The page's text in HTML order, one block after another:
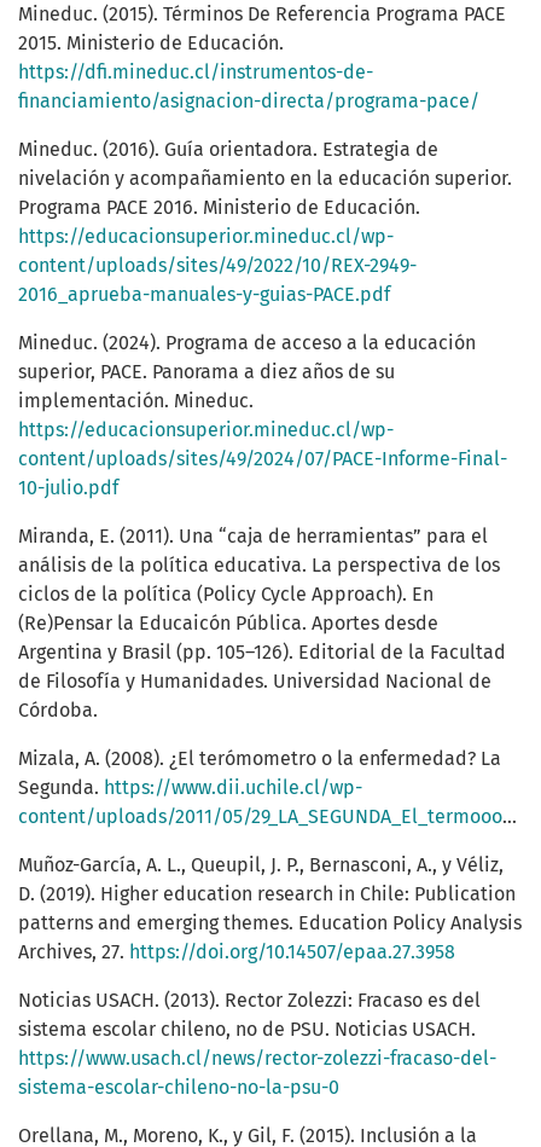
Mineduc. (2015). Términos De Referencia Programa PACE
2015. Ministerio de Educación.
https://dfi.mineduc.cl/instrumentos-de-
financiamiento/asignacion-directa/programa-pace/
Mineduc. (2016). Guía orientadora. Estrategia de
nivelación y acompañamiento en la educación superior.
Programa PACE 2016. Ministerio de Educación.
https://educacionsuperior.mineduc.cl/wp-
content/uploads/sites/49/2022/10/REX-2949-
2016_aprueba-manuales-y-guias-PACE.pdf
Mineduc. (2024). Programa de acceso a la educación
superior, PACE. Panorama a diez años de su
implementación. Mineduc.
https://educacionsuperior.mineduc.cl/wp-
content/uploads/sites/49/2024/07/PACE-Informe-Final-
10-julio.pdf
Miranda, E. (2011). Una “caja de herramientas” para el
análisis de la política educativa. La perspectiva de los
ciclos de la política (Policy Cycle Approach). En
(Re)Pensar la Educaicón Pública. Aportes desde
Argentina y Brasil (pp. 105–126). Editorial de la Facultad
de Filosofía y Humanidades. Universidad Nacional de
Córdoba.
Mizala, A. (2008). ¿El terómometro o la enfermedad? La
Segunda. https://www.dii.uchile.cl/wp-
content/uploads/2011/05/29_LA_SEGUNDA_El_termooometro_o_la_enfermedad__columna_Alejandra_Mizala.pdf
Muñoz-García, A. L., Queupil, J. P., Bernasconi, A., y Véliz,
D. (2019). Higher education research in Chile: Publication
patterns and emerging themes. Education Policy Analysis
Archives, 27. https://doi.org/10.14507/epaa.27.3958
Noticias USACH. (2013). Rector Zolezzi: Fracaso es del
sistema escolar chileno, no de PSU. Noticias USACH.
https://www.usach.cl/news/rector-zolezzi-fracaso-del-
sistema-escolar-chileno-no-la-psu-0
Orellana, M., Moreno, K., y Gil, F. (2015). Inclusión a la